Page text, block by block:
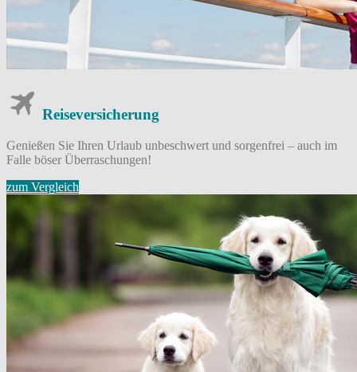
Reise­versicherung
Genießen Sie Ihren Urlaub unbeschwert und sorgenfrei – auch im
Falle böser Überraschungen!
zum Vergleich